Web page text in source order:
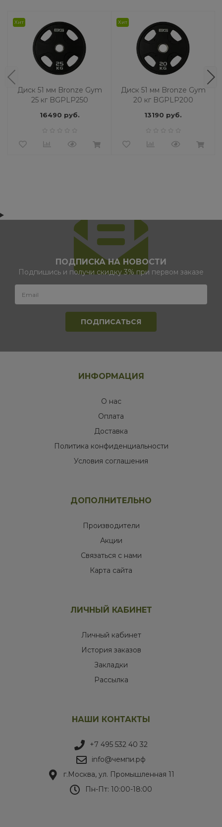
Хит
Диск 51 мм Bronze Gym
25 кг BGPLP250
16490 руб.
Хит
Диск 51 мм Bronze Gym
20 кг BGPLP200
13190 руб.
ПОДПИСКА НА НОВОСТИ
Подпишись и получи скидку 3% при первом заказе
ИНФОРМАЦИЯ
О нас
Оплата
Доставка
Политика конфиденциальности
Условия соглашения
ДОПОЛНИТЕЛЬНО
Производители
Акции
Связаться с нами
Карта сайта
ЛИЧНЫЙ КАБИНЕТ
Личный кабинет
История заказов
Закладки
Рассылка
НАШИ КОНТАКТЫ
+7 495 532 40 32
info@чемпи.рф
г.Москва, ул. Промышленная 11
Пн-Пт: 10:00-18:00